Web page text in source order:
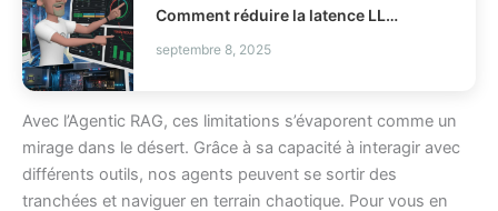
Comment réduire la latence LLM et les coûts en production ?
septembre 8, 2025
Avec l’Agentic RAG, ces limitations s’évaporent comme un
mirage dans le désert. Grâce à sa capacité à interagir avec
différents outils, nos agents peuvent se sortir des
tranchées et naviguer en terrain chaotique. Pour vous en